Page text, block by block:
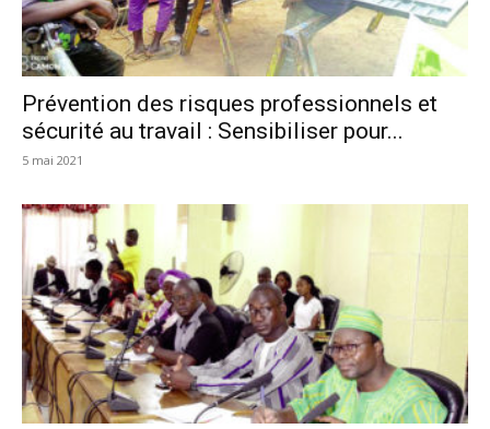
Prévention des risques professionnels et
sécurité au travail : Sensibiliser pour...
5 mai 2021